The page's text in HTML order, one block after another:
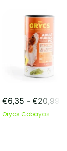
€6,35 - €20,99
Orycs Cobayas